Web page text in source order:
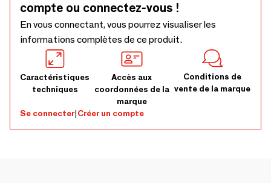
compte ou connectez-vous !
En vous connectant, vous pourrez visualiser les
informations complètes de ce produit.
Caractéristiques
techniques
Accès aux
coordonnées de la
marque
Conditions de
vente de la marque
Se connecter|Créer un compte